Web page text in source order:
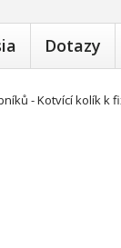
Dotazy
- Kotvící kolík k